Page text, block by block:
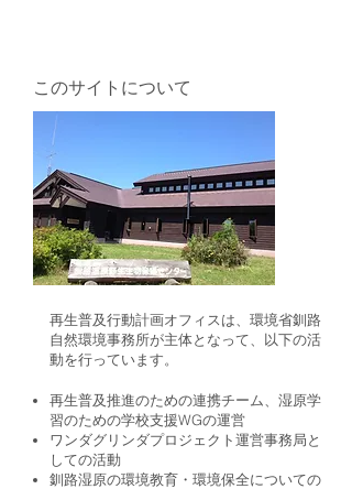
このサイトについて
再生普及行動計画オフィスは、環境省釧路
自然環境事務所が主体となって、以下の活
動を行っています。
再生普及推進のための連携チーム、湿原学
習のための学校支援WGの運営
ワンダグリンダプロジェクト運営事務局と
しての活動
釧路湿原の環境教育・環境保全についての